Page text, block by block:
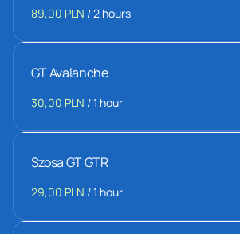
/
GT Avalanche
/
Szosa GT GTR
/